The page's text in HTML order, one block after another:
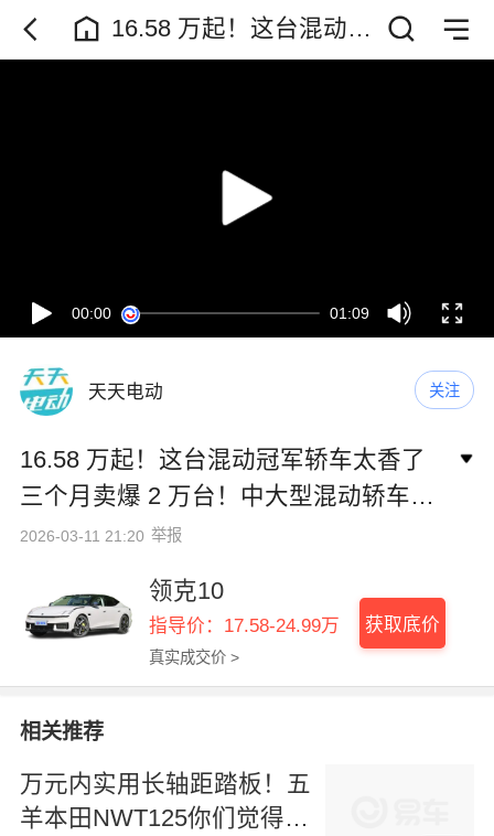
16.58 万起！这台混动冠
军轿车太香了 三个月卖
00:00 01:09
天天电动 关注
16.58 万起！这台混动冠军轿车太香了
三个月卖爆 2 万台！中大型混动轿车天
花板
2026-03-11 21:20 举报
领克10
指导价：17.58-24.99万
真实成交价 >
获取底价
相关推荐
万元内实用长轴距踏板！五
羊本田NWT125你们觉得怎